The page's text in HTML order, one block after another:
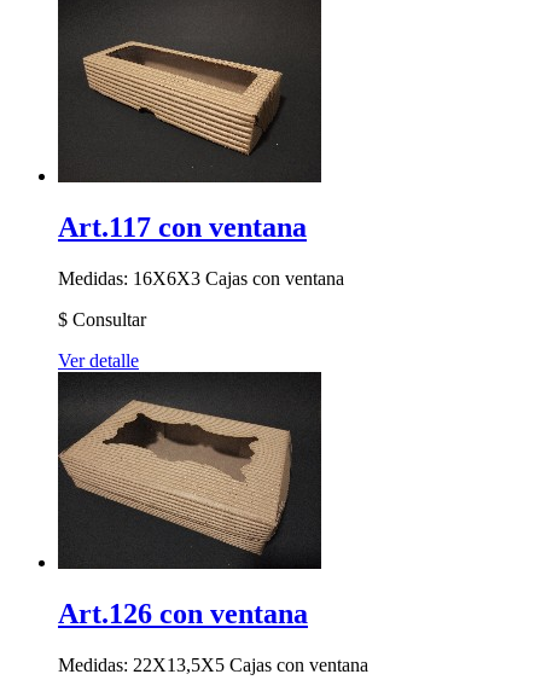
Art.117 con ventana
Medidas: 16X6X3 Cajas con ventana
$ Consultar
Ver detalle
Art.126 con ventana
Medidas: 22X13,5X5 Cajas con ventana